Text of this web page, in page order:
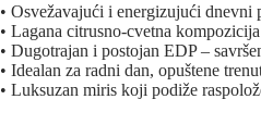
• Osvežavajući i energizujući dnevni
• Lagana citrusno-cvetna kompozicija
• Dugotrajan i postojan EDP –
• Idealan za radni dan, opuštene
• Luksuzan miris koji podiže